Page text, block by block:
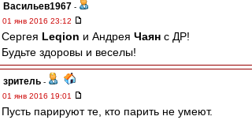
Васильев1967 -
01 янв 2016 23:12
Сергея Leqion и Андрея Чаян с ДР!
Будьте здоровы и веселы!
зpитель -
01 янв 2016 19:01
Пусть парируют те, кто парить не умеют.